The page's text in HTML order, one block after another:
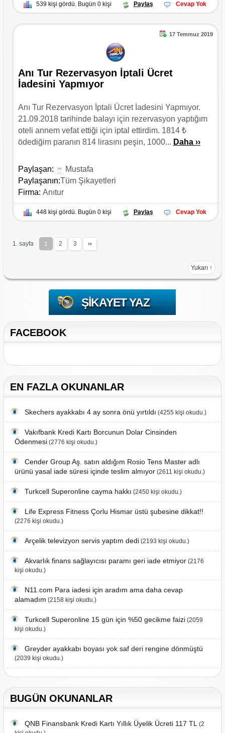
539 kişi gördü. Bugün 0 kişi Paylaş Cevap Yok
17 Temmuz 2019
Anı Tur Rezervasyon İptali Ücret
İadesini Yapmıyor
Anı Tur Rezervasyon İptali Ücret İadesini Yapmıyor.
21.09.2018 tarihinde balayı için rezervasyon yaptığım
oteli annem vefat ettiği için iptal ettirdim. 1814 ₺
ödediğim paranın 814 lirasını peşin, 1000... Daha ››
Paylaşan:
Mustafa
Paylaşanın:Tüm Şikayetleri
Firma: Anıtur
448 kişi gördü. Bugün 0 kişi Paylaş Cevap Yok
1. sayfa 1 2 3 ››
Yukarı ↑
ŞIKAYET YAZ
FACEBOOK
EN FAZLA OKUNANLAR
Skechers ayakkabı 4 ay sonra önü yırtıldı (4255 kişi okudu.)
Vakıfbank Kredi Kartı Borcunun Dolar Cinsinden
Ödenmesi(2776 kişi okudu.)
Cender Group Aş. satın aldığım Rosio Tens Master adlı
ürünü yasal iade süresi içinde teslim almıyor(2611 kişi okudu.)
Turkcell Superonline cayma hakkı (2450 kişi okudu.)
Life Express Fitness Çorlu Hismar üstü şubesine dikkat!!
(2276 kişi okudu.)
Arçelik televizyon servis yaptım dedi(2193 kişi okudu.)
Akvarlık finans sağlayıcısı paramı geri iade etmiyor(2176
kişi okudu.)
N11.com Para iadesi için aradım ama daha cevap
alamadım (2158 kişi okudu.)
Turkcell Superonline 15 gün için %50 gecikme faizi(2059
kişi okudu.)
Greyder ayakkabı boyası yok saf deri rengine dönmüştü
(2039 kişi okudu.)
BUGÜN OKUNANLAR
QNB Finansbank Kredi Kartı Yıllık Üyelik Ücreti 117 TL(2